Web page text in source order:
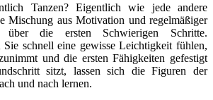
Tanzen? Eigentlich wie jede andere
Mischung aus Motivation und regelmäßiger
die ersten Schwierigen Schritte.
Sie schnell eine gewisse Leichtigkeit fühlen,
und die ersten Fähigkeiten gefestigt
sitzt, lassen sich die Figuren der
und nach lernen.